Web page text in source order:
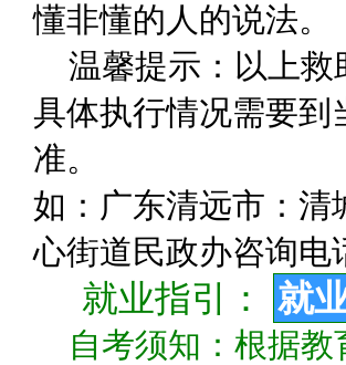
懂非懂的人的说法。
温馨提示：以上
具体执行情况需要到
准。
如：广东清远市：清
心街道民政办咨询电
就业指引： 就
自考须知：根据